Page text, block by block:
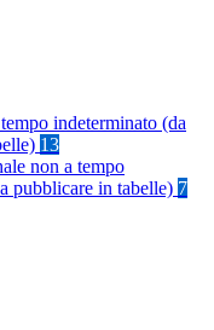
indeterminato (da
13
non a tempo
pubblicare in tabelle) 7